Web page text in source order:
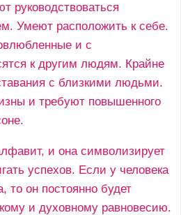
руководствоваться
Умеют расположить к себе.
и с
к другим людям. Крайне
с близкими людьми.
и требуют повышенного
и она символизирует
успехов. Если у человека
то он постоянно будет
и духовному равновесию.